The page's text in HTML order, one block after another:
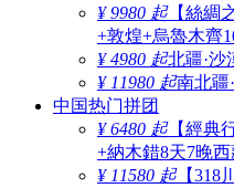
¥ 9980 起【絲綢
+敦煌+烏魯木齊
¥ 4980 起北疆·沙
¥ 11980 起南北疆
中国热门拼团
¥ 6480 起【經典
+納木錯8天7晚
¥ 11580 起【318